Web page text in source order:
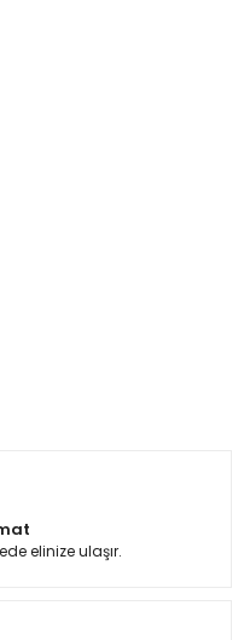
elinize ulaşır.